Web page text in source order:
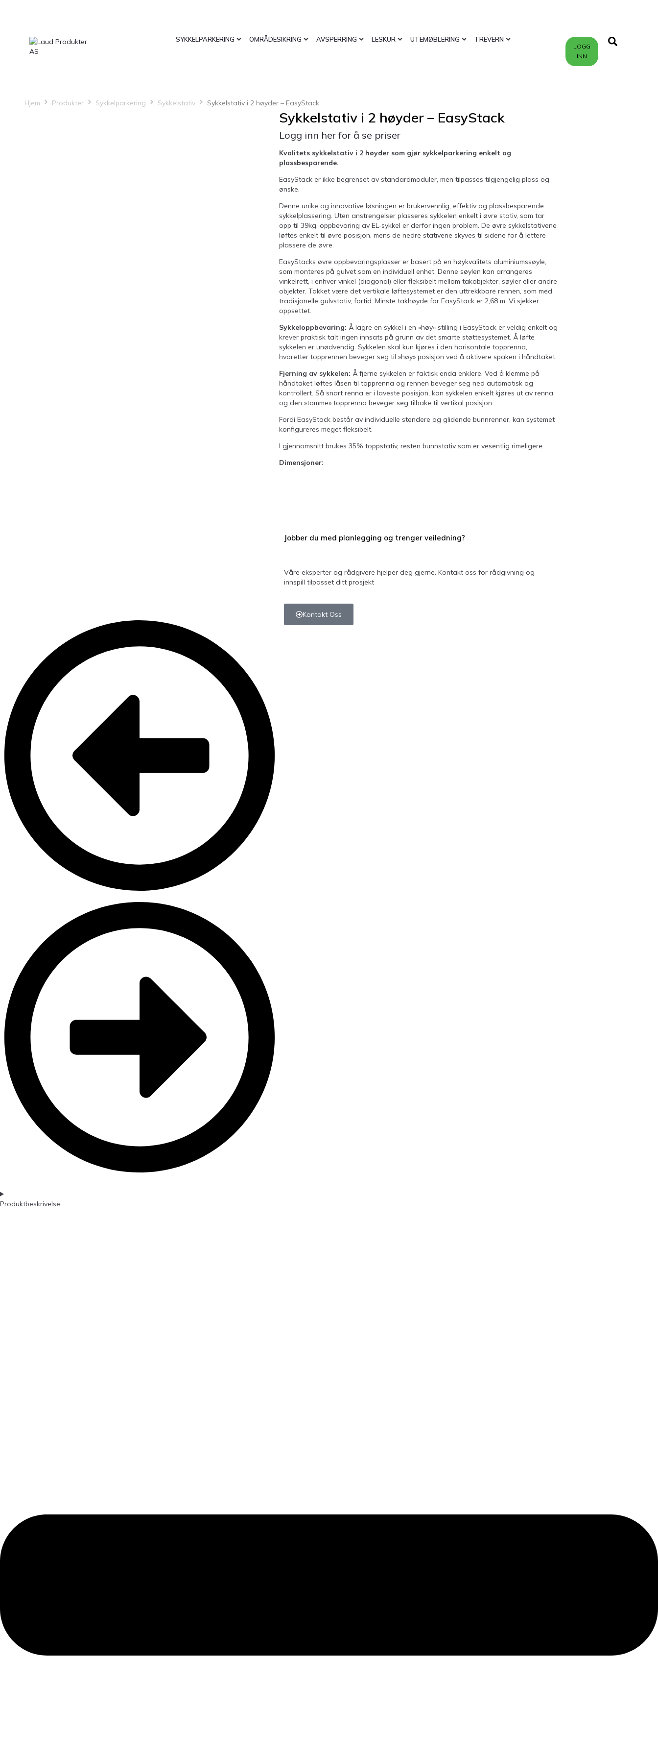
SYKKELPARKERING OMRÅDESIKRING AVSPERRING LESKUR UTEMØBLERING TREVERN
LOGG
INN
Hjem Produkter Sykkelparkering Sykkelstativ Sykkelstativ i 2 høyder – EasyStack
Sykkelstativ i 2 høyder – EasyStack
Logg inn her for å se priser
Kvalitets sykkelstativ i 2 høyder som gjør sykkelparkering enkelt og
plassbesparende.
EasyStack er ikke begrenset av standardmoduler, men tilpasses tilgjengelig plass og
ønske.
Denne unike og innovative løsningen er brukervennlig, effektiv og plassbesparende
sykkelplassering. Uten anstrengelser plasseres sykkelen enkelt i øvre stativ, som tar
opp til 39kg, oppbevaring av EL-sykkel er derfor ingen problem. De øvre sykkelstativene
løftes enkelt til øvre posisjon, mens de nedre stativene skyves til sidene for å lettere
plassere de øvre.
EasyStacks øvre oppbevaringsplasser er basert på en høykvalitets aluminiumssøyle,
som monteres på gulvet som en individuell enhet. Denne søylen kan arrangeres
vinkelrett, i enhver vinkel (diagonal) eller fleksibelt mellom takobjekter, søyler eller andre
objekter. Takket være det vertikale løftesystemet er den uttrekkbare rennen, som med
tradisjonelle gulvstativ, fortid. Minste takhøyde for EasyStack er 2,68 m. Vi sjekker
oppsettet.
Sykkeloppbevaring: Å lagre en sykkel i en »høy» stilling i EasyStack er veldig enkelt og
krever praktisk talt ingen innsats på grunn av det smarte støttesystemet. Å løfte
sykkelen er unødvendig. Sykkelen skal kun kjøres i den horisontale topprenna,
hvoretter topprennen beveger seg til »høy» posisjon ved å aktivere spaken i håndtaket.
Fjerning av sykkelen: Å fjerne sykkelen er faktisk enda enklere. Ved å klemme på
håndtaket løftes låsen til topprenna og rennen beveger seg ned automatisk og
kontrollert. Så snart renna er i laveste posisjon, kan sykkelen enkelt kjøres ut av renna
og den »tomme» topprenna beveger seg tilbake til vertikal posisjon.
Fordi EasyStack består av individuelle stendere og glidende bunnrenner, kan systemet
konfigureres meget fleksibelt.
I gjennomsnitt brukes 35% toppstativ, resten bunnstativ som er vesentlig rimeligere.
Dimensjoner:
Jobber du med planlegging og trenger veiledning?
Våre eksperter og rådgivere hjelper deg gjerne. Kontakt oss for rådgivning og
innspill tilpasset ditt prosjekt
Kontakt Oss
Produktbeskrivelse